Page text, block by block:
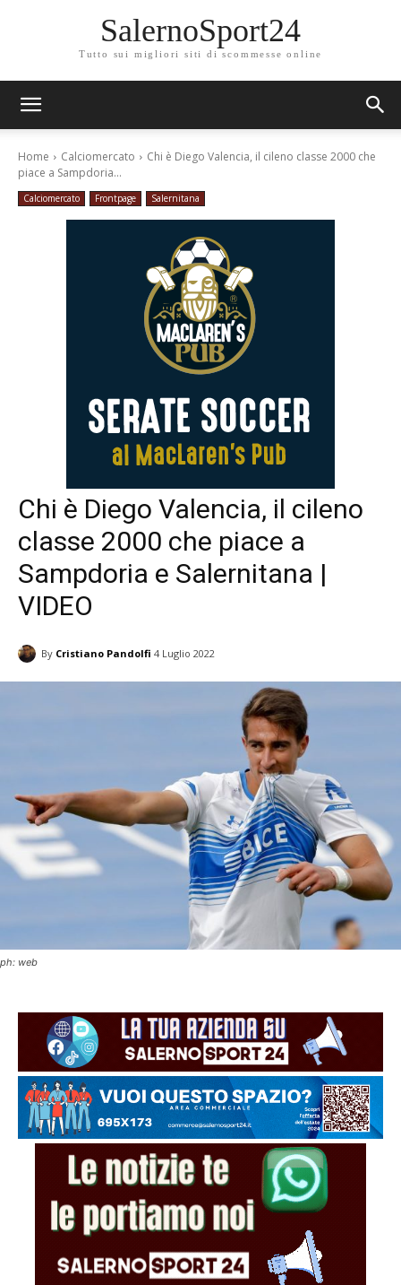
SalernoSport24
Tutto sui migliori siti di scommesse online
Home Calciomercato
Chi è Diego Valencia, il cileno classe 2000 che
piace a Sampdoria...
Calciomercato Frontpage Salernitana
Chi è Diego Valencia, il cileno
classe 2000 che piace a
Sampdoria e Salernitana |
VIDEO
By Cristiano Pandolfi 4 Luglio 2022
ph: web